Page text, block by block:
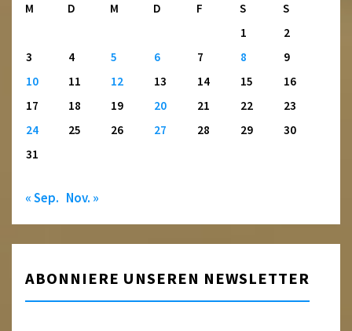
M
D M D F S
S
1
2
3
4 5 6 7 8
9
10
11 12 13 14 15
16
17
18 19 20 21 22
23
24
25 26 27 28 29
30
31
« Sep. Nov. »
ABONNIERE UNSEREN NEWSLETTER